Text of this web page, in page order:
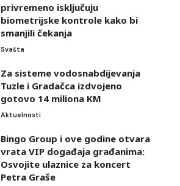
privremeno isključuju
biometrijske kontrole kako bi
smanjili čekanja
Svašta
Za sisteme vodosnabdijevanja
Tuzle i Gradačca izdvojeno
gotovo 14 miliona KM
Aktuelnosti
Bingo Group i ove godine otvara
vrata VIP događaja građanima:
Osvojite ulaznice za koncert
Petra Graše